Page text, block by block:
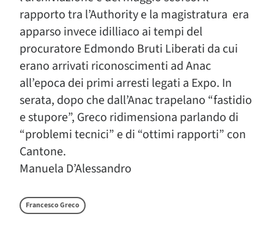
rapporto tra l’Authority e la magistratura era
apparso invece idilliaco ai tempi del
procuratore Edmondo Bruti Liberati da cui
erano arrivati riconoscimenti ad Anac
all’epoca dei primi arresti legati a Expo. In
serata, dopo che dall’Anac trapelano “fastidio
e stupore”, Greco ridimensiona parlando di
“problemi tecnici” e di “ottimi rapporti” con
Cantone.
Manuela D’Alessandro
Francesco Greco